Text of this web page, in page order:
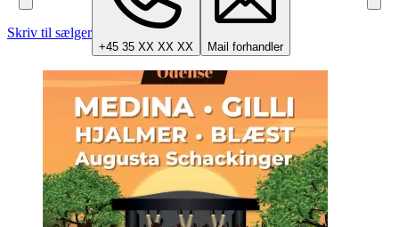
Skriv til sælger
+45 35 XX XX XX Mail forhandler